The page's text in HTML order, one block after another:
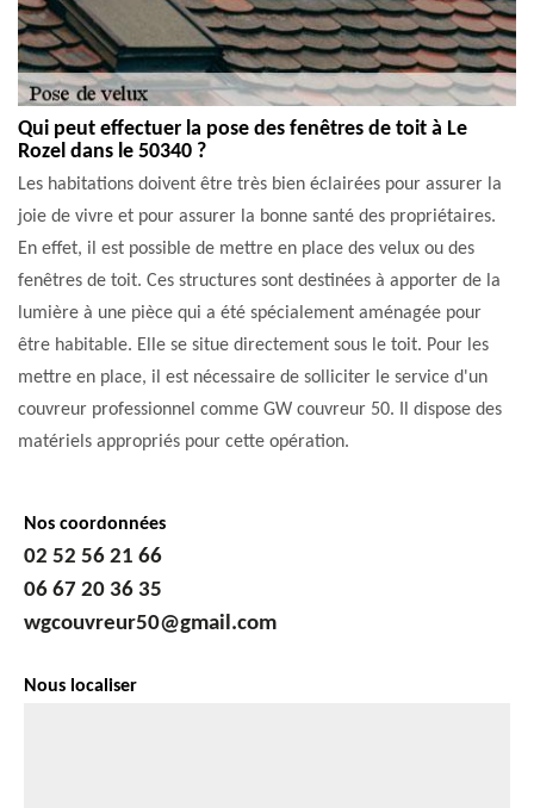
Qui peut effectuer la pose des fenêtres de toit à Le
Rozel dans le 50340 ?
Les habitations doivent être très bien éclairées pour assurer la
joie de vivre et pour assurer la bonne santé des propriétaires.
En effet, il est possible de mettre en place des velux ou des
fenêtres de toit. Ces structures sont destinées à apporter de la
lumière à une pièce qui a été spécialement aménagée pour
être habitable. Elle se situe directement sous le toit. Pour les
mettre en place, il est nécessaire de solliciter le service d'un
couvreur professionnel comme GW couvreur 50. Il dispose des
matériels appropriés pour cette opération.
Nos coordonnées
02 52 56 21 66
06 67 20 36 35
wgcouvreur50@gmail.com
Nous localiser